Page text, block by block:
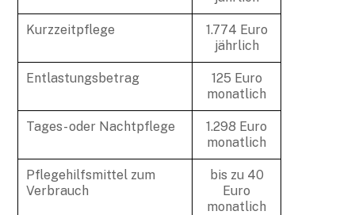
Kurzzeitpflege
1.774 Euro
jährlich
Entlastungsbetrag
125 Euro
monatlich
Tages- oder Nachtpflege
1.298 Euro
monatlich
Pflegehilfsmittel zum
Verbrauch
bis zu 40
Euro
monatlich